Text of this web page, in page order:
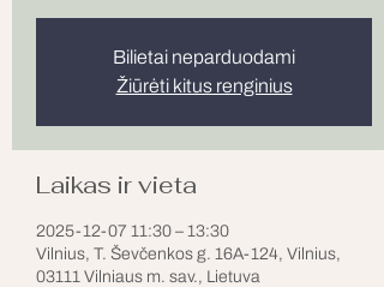
Bilietai neparduodami
Žiūrėti kitus renginius
Laikas ir vieta
2025-12-07 11:30 – 13:30
Vilnius, T. Ševčenkos g. 16A-124, Vilnius,
03111 Vilniaus m. sav., Lietuva